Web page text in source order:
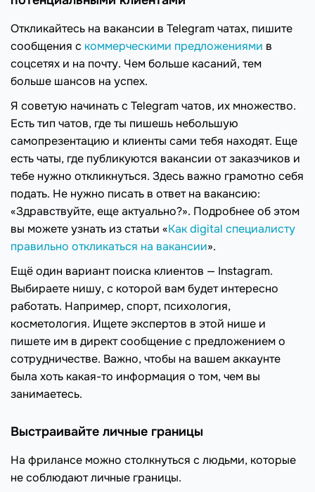
Откликайтесь на вакансии в Telegram чатах, пишите
сообщения с коммерческими предложениями в
соцсетях и на почту. Чем больше касаний, тем
больше шансов на успех.
Я советую начинать с Telegram чатов, их множество.
Есть тип чатов, где ты пишешь небольшую
самопрезентацию и клиенты сами тебя находят. Еще
есть чаты, где публикуются вакансии от заказчиков и
тебе нужно откликнуться. Здесь важно грамотно себя
подать. Не нужно писать в ответ на вакансию:
«Здравствуйте, еще актуально?». Подробнее об этом
вы можете узнать из статьи «Как digital специалисту
правильно откликаться на вакансии».
Ещё один вариант поиска клиентов — Instagram.
Выбираете нишу, с которой вам будет интересно
работать. Например, спорт, психология,
косметология. Ищете экспертов в этой нише и
пишете им в директ сообщение с предложением о
сотрудничестве. Важно, чтобы на вашем аккаунте
была хоть какая-то информация о том, чем вы
занимаетесь.
Выстраивайте личные границы
На фрилансе можно столкнуться с людьми, которые
не соблюдают личные границы.